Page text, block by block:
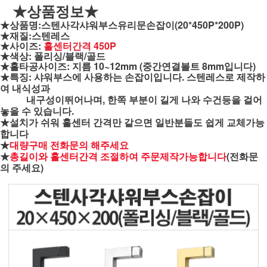
★상품정보★
★상품명:스텐사각샤워부스유리문손잡이(20*450P*200P)
★재질:스텐레스
★사이즈: 홀센터간격 450P
★색상: 폴리싱/블랙/골드
★홀타공사이즈: 지름 10~12mm (중간연결볼트 8mm입니다)
★특징: 샤워부스에 사용하는 손잡이입니다. 스텐레스로 제작하
여 내식성과
내구성이뛰어나며, 한쪽 부분이 길게 나와 수건등을 걸어
놓을 수 있습니다.
★설치가 쉬워 홀센터 간격만 같으면 일반분들도 쉽게 교체가능
합니다
★대량구매 전화문의 해주세요
★총길이와 홀센터간격 조절하여 주문제작가능합니다(전화문
의 주세요)